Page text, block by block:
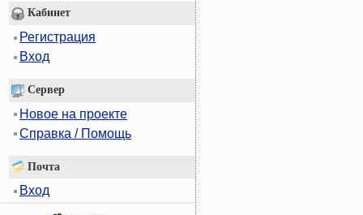
Кабинет
Регистрация
Вход
Сервер
Новое на проекте
Справка / Помощь
Почта
Вход